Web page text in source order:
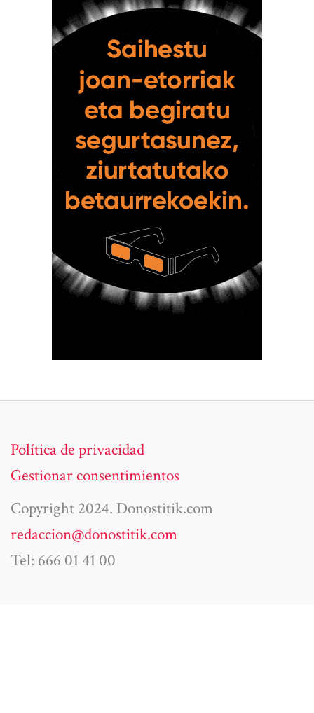
Política de privacidad
Gestionar consentimientos
Copyright 2024. Donostitik.com
redaccion@donostitik.com
Tel: 666 01 41 00